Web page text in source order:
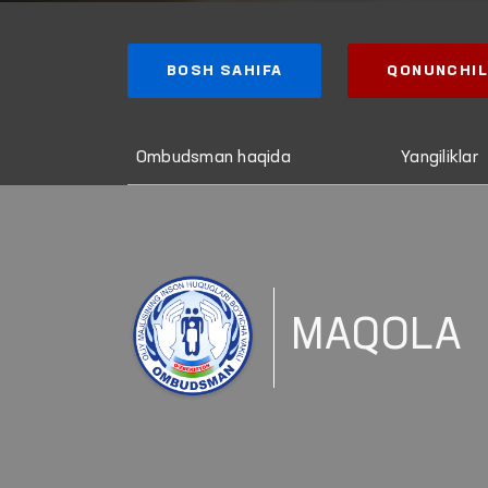
BOSH SAHIFA
Ombudsman haqida Yangiliklar
MAQOLA